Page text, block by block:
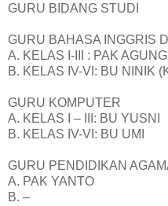
GURU BIDANG STUDI
GURU BAHASA INGGRIS
A. KELAS I-III : PAK AGUNG
B. KELAS IV-VI: BU NINIK
GURU KOMPUTER
A. KELAS I – III: BU YUSNI
B. KELAS IV-VI: BU UMI
GURU PENDIDIKAN
A. PAK YANTO
B. –